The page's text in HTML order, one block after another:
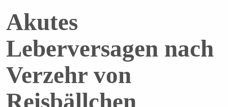
Akutes
Leberversagen nach
Verzehr von
Reisbällchen